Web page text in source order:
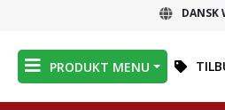
DANSK
DANSK
PRODUKT MENU